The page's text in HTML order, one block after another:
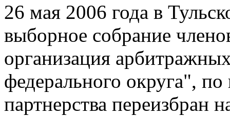
26 мая 2006 года в
выборное собрание
организация
федерального округа",
партнерства переизбран